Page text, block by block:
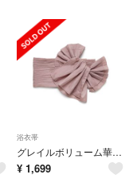
浴衣帯
グレイルボリューム華やか しわ兵児帯 くすみピンクの作り帯兵児帯（アレンジ自在）
¥ 1,699